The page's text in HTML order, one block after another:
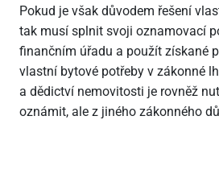
Pokud je však důvodem řešení
tak musí splnit svoji oznamovací
finančním úřadu a použít získané
vlastní bytové potřeby v zákonné
a dědictví nemovitosti je rovněž
oznámit, ale z jiného zákonného